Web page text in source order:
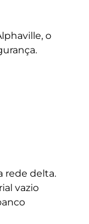
o
rede delta.
vazio